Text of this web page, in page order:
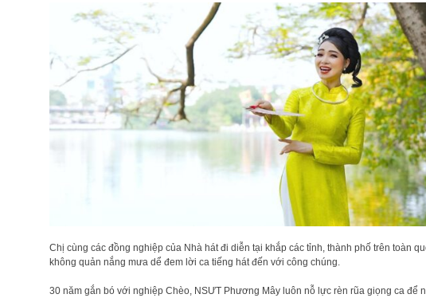
Chị cùng các đồng nghiệp của Nhà hát đi diễn tại khắp các tỉnh, thành phố trên toàn
không quản nắng mưa dể đem lời ca tiếng hát đến với công chúng.
30 năm gắn bó với nghiệp Chèo, NSƯT Phương Mây luôn nỗ lực rèn rũa giọng ca để